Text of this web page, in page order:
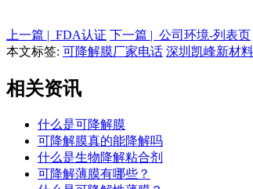
上一篇 | FDA认证 下一篇 | 公司环境-列表页
本文标签: 可降解膜厂家电话 深圳凯峰新材
相关资讯
什么是可降解膜
可降解膜真的能降解吗
什么是生物降解粘合剂
可降解薄膜有哪些？